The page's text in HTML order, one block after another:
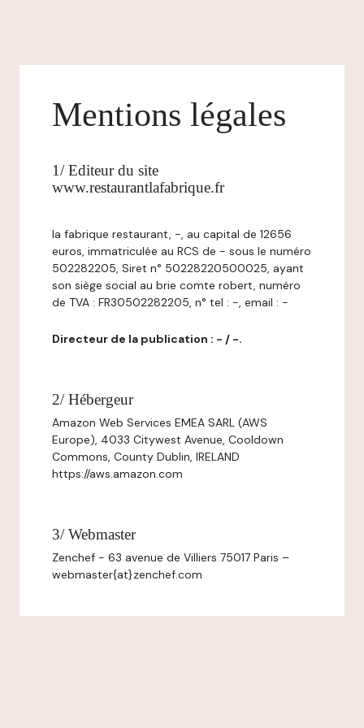
Mentions légales
1/ Editeur du site
www.restaurantlafabrique.fr
la fabrique restaurant, -, au capital de 12656
euros, immatriculée au RCS de - sous le numéro
502282205, Siret n° 50228220500025, ayant
son siège social au brie comte robert, numéro
de TVA : FR30502282205, n° tel : -, email : -
Directeur de la publication : - / -.
2/ Hébergeur
Amazon Web Services EMEA SARL (AWS
Europe), 4033 Citywest Avenue, Cooldown
Commons, County Dublin, IRELAND
https://aws.amazon.com
3/ Webmaster
Zenchef - 63 avenue de Villiers 75017 Paris –
webmaster{at}zenchef.com